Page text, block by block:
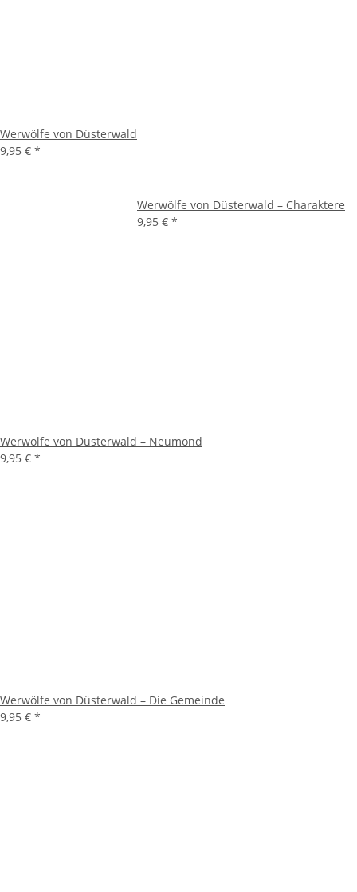
Werwölfe von Düsterwald
9,95 € *
Werwölfe von Düsterwald – Charaktere
9,95 € *
Werwölfe von Düsterwald – Neumond
9,95 € *
Werwölfe von Düsterwald – Die Gemeinde
9,95 € *